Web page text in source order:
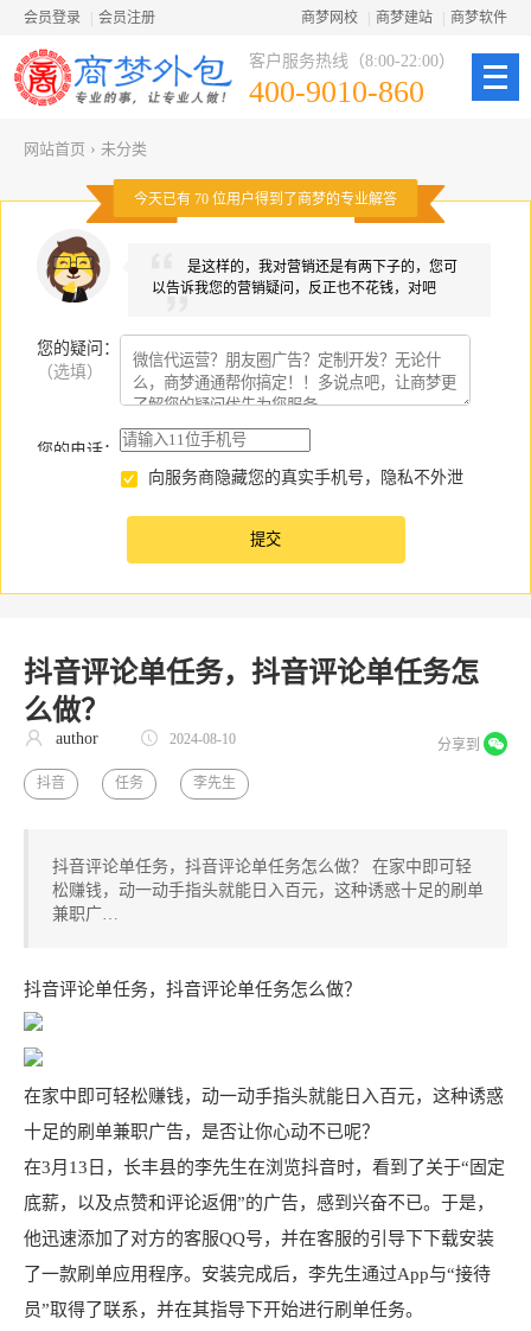
会员登录 会员注册 商梦网校 商梦建站 商梦软件
客户服务热线（8:00-22:00）
400-9010-860
网站首页 › 未分类
今天已有 70 位用户得到了商梦的专业解答
是这样的，我对营销还是有两下子的，您可
以告诉我您的营销疑问，反正也不花钱，对吧
您的疑问
（选填）
：
您的电话：
向服务商隐藏您的真实手机号，隐私不外泄
抖音评论单任务，抖音评论单任务怎
么做？
分享到
author 2024-08-10
抖音 任务 李先生
抖音评论单任务，抖音评论单任务怎么做？ 在家中即可轻
松赚钱，动一动手指头就能日入百元，这种诱惑十足的刷单
兼职广…
抖音评论单任务，抖音评论单任务怎么做？
在家中即可轻松赚钱，动一动手指头就能日入百元，这种诱惑
十足的刷单兼职广告，是否让你心动不已呢？
在3月13日，长丰县的李先生在浏览抖音时，看到了关于“固定
底薪，以及点赞和评论返佣”的广告，感到兴奋不已。于是，
他迅速添加了对方的客服QQ号，并在客服的引导下下载安装
了一款刷单应用程序。安装完成后，李先生通过App与“接待
员”取得了联系，并在其指导下开始进行刷单任务。